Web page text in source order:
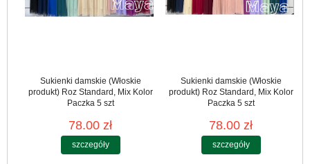
Sukienki damskie (Włoskie
produkt) Roz Standard, Mix Kolor
Paczka 5 szt
78.00 zł
szczegóły
Sukienki damskie (Włoskie
produkt) Roz Standard, Mix Kolor
Paczka 5 szt
78.00 zł
szczegóły